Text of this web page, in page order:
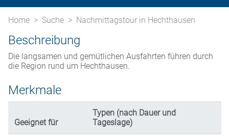
Home Suche Nachmittagstour in Hechthausen
Beschreibung
Die langsamen und gemütlichen Ausfahrten führen durch
die Region rund um Hechthausen.
Merkmale
Geeignet für
Typen (nach Dauer und
Tageslage)